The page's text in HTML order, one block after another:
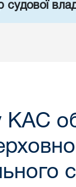
судової
КАС